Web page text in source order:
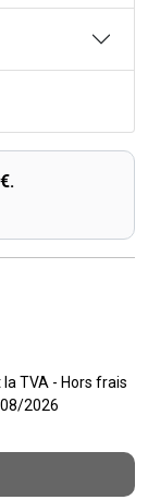
TVA - Hors frais
2026